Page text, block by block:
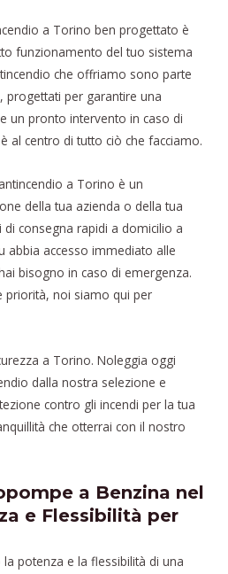
a Torino ben progettato è
funzionamento del tuo sistema
che offriamo sono parte
progettati per garantire una
un pronto intervento in caso di
al centro di tutto ciò che facciamo.
a Torino è un
della tua azienda o della tua
consegna rapidi a domicilio a
abbia accesso immediato alle
bisogno in caso di emergenza.
priorità, noi siamo qui per
a Torino. Noleggia oggi
dalla nostra selezione e
contro gli incendi per la tua
che otterrai con il nostro
a Benzina nel
e Flessibilità per
potenza e la flessibilità di una